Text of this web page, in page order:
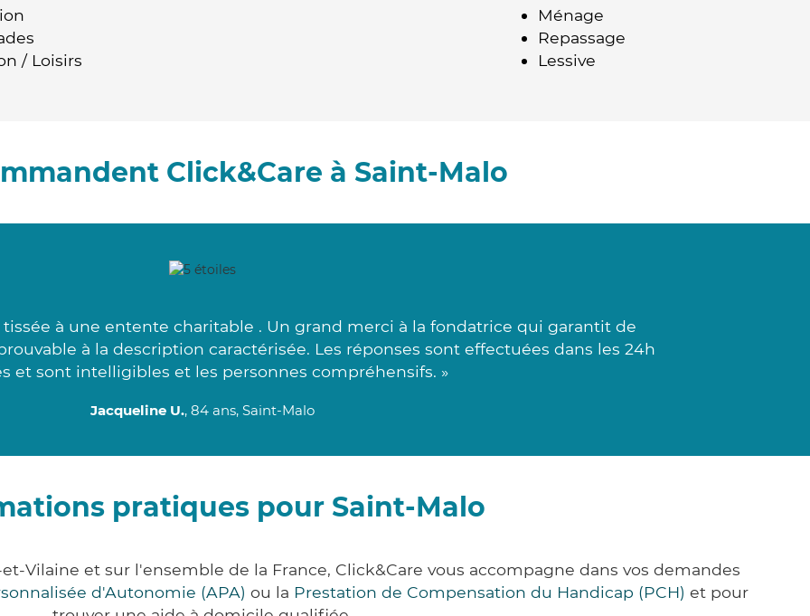
/ Loisirs
Ménage
Repassage
Lessive
Click&Care à Saint-Malo
à une entente charitable . Un grand merci à la fondatrice qui garantit de
à la description caractérisée. Les réponses sont effectuées dans les 24h
et sont intelligibles et les personnes compréhensifs. »
Jacqueline U., 84 ans, Saint-Malo
pratiques pour Saint-Malo
Vilaine et sur l'ensemble de la France, Click&Care vous accompagne dans vos demandes
d'Autonomie (APA) ou la Prestation de Compensation du Handicap (PCH) et pour